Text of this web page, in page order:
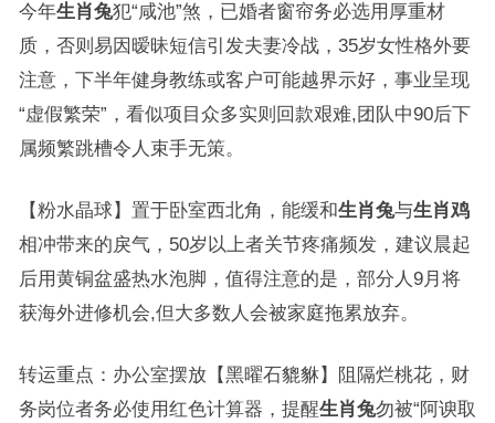
今年生肖兔犯“咸池”煞，已婚者窗帘务必选用厚重材
质，否则易因暧昧短信引发夫妻冷战，35岁女性格外要
注意，下半年健身教练或客户可能越界示好，事业呈现
“虚假繁荣”，看似项目众多实则回款艰难,团队中90后下
属频繁跳槽令人束手无策。
【粉水晶球】置于卧室西北角，能缓和生肖兔与生肖鸡
相冲带来的戾气，50岁以上者关节疼痛频发，建议晨起
后用黄铜盆盛热水泡脚，值得注意的是，部分人9月将
获海外进修机会,但大多数人会被家庭拖累放弃。
转运重点：办公室摆放【黑曜石貔貅】阻隔烂桃花，财
务岗位者务必使用红色计算器，提醒生肖兔勿被“阿谀取